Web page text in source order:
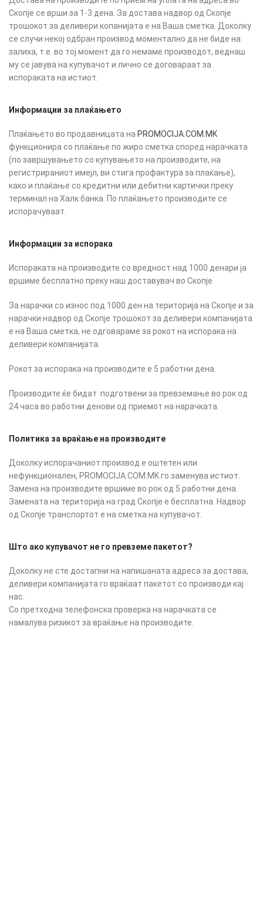
Скопје се врши за 1-3 дена. За достава надвор од Скопје
трошокот за деливери копанијата е на Ваша сметка. Доколку
се случи некој одбран производ моментално да не биде на
залиха, т.е. во тој момент да го немаме производот, веднаш
му се јавува на купувачот и лично се договараат за
испораката на истиот.
Информации за плаќањето
Плаќањето во продавницата на PROMOCIJA.COM.MK
функционира со плаќање по жиро сметка според нарачката
(по завршувањето со купувањето на производите, на
регистрираниот имејл, ви стига профактура за плаќање),
како и плаќање со кредитни или дебитни картички преку
терминал на Халк банка. По плаќањето производите се
испорачуваат.
Информации за испорака
Испораката на производите со вредност над 1000 денари ја
вршиме бесплатно преку наш доставувач во Скопје
За нарачки со износ под 1000 ден на територија на Скопје и за
нарачки надвор од Скопје трошокот за деливери компанијата
е на Ваша сметка, не одговараме за рокот на испорака на
деливери компанијата.
Рокот за испорака на производите е 5 работни дена.
Производите ќе бидат подготвени за превземање во рок од
24 часа во работни денови од приемот на нарачката.
Политика за враќање на производите
Доколку испорачаниот производ е оштетен или
нефункционален, PROMOCIJA.COM.MK го заменува истиот.
Замена на производите вршиме во рок од 5 работни дена.
Замената на територија на град Скопје е бесплатна. Надвор
од Скопје транспортот е на сметка на купувачот.
Што ако купувачот не го превземе пакетот?
Доколку не сте достапни на напишаната адреса за достава,
деливери компанијата го враќаат пакетот со производи кај
нас.
Со претходна телефонска проверка на нарачката се
намалува ризикот за враќање на производите.